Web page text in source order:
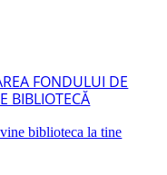
FONDULUI DE
BIBLIOTECĂ
biblioteca la tine